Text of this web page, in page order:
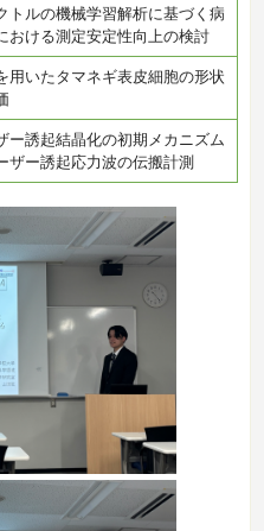
トルの機械学習解析に基づく病
おける測定安定性向上の検討
用いたタマネギ表皮細胞の形状
ー誘起結晶化の初期メカニズム
ザー誘起応力波の伝搬計測